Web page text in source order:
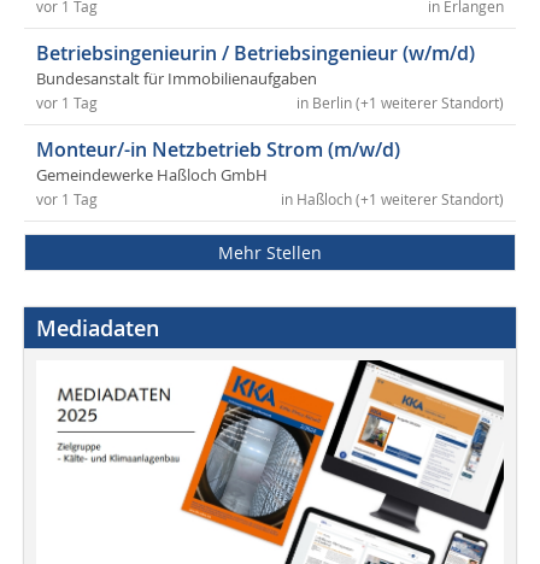
in Erlangen
vor 1 Tag
Betriebsingenieurin / Betriebsingenieur (w/m/d)
Bundesanstalt für Immobilienaufgaben
in Berlin (+1 weiterer Standort)
vor 1 Tag
Monteur/-in Netzbetrieb Strom (m/w/d)
Gemeindewerke Haßloch GmbH
in Haßloch (+1 weiterer Standort)
vor 1 Tag
Mehr Stellen
Mediadaten